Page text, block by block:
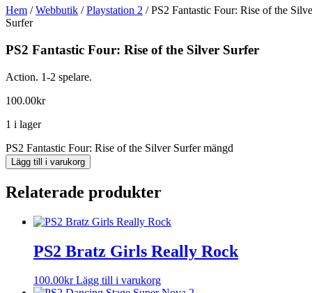
Hem /Webbutik /Playstation 2 / PS2 Fantastic Four: Rise of the
Surfer
PS2 Fantastic Four: Rise of the Silver Surfer
Action. 1-2 spelare.
100.00kr
1 i lager
PS2 Fantastic Four: Rise of the Silver Surfer mängd
Lägg till i varukorg
Relaterade produkter
PS2 Bratz Girls Really Rock
100.00kr Lägg till i varukorg